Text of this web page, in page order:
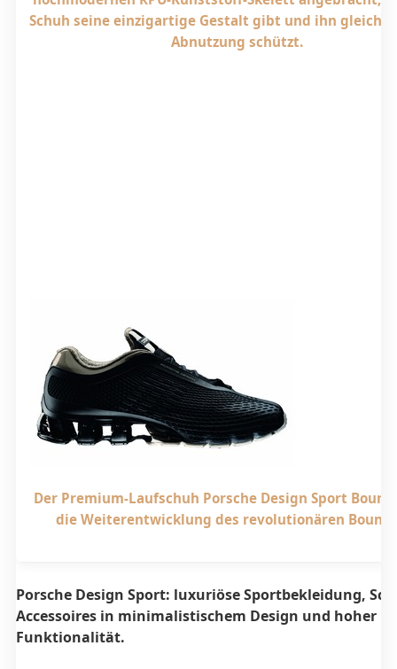
Schuh seine einzigartige Gestalt gibt und ihn
Abnutzung schützt.
Der Premium-Laufschuh Porsche Design Sport
die Weiterentwicklung des revolutionären
Porsche Design Sport: luxuriöse Sportbekleidung,
Accessoires in minimalistischem Design und hoher
Funktionalität.